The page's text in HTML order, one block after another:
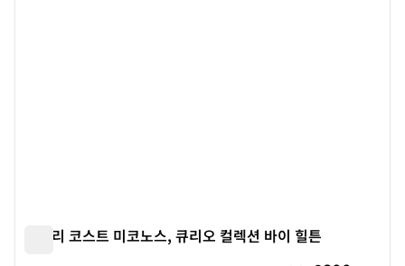
세믈리 코스트 미코노스, 큐리오 컬렉션 바이 힐튼